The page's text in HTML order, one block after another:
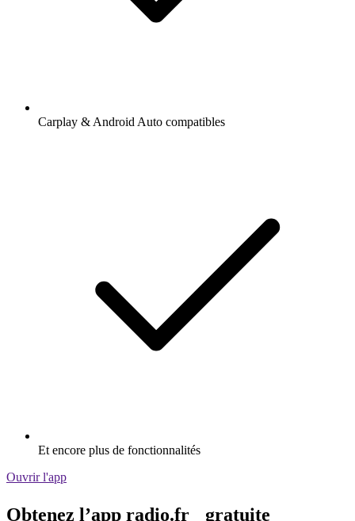
Carplay & Android Auto compatibles
Et encore plus de fonctionnalités
Ouvrir l'app
Obtenez l’app radio.fr gratuite